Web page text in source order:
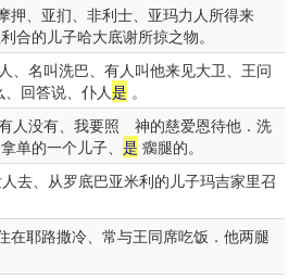
押、亚扪、非利士、亚玛力人所得来
合的儿子哈大底谢所掠之物。
、名叫洗巴、有人叫他来见大卫、王问
、回答说、仆人是 。
人没有、我要照 神的慈爱恩待他．洗
单的一个儿子、 是 瘸腿的。
去、从罗底巴亚米利的儿子玛吉家里召
在耶路撒冷、常与王同席吃饭．他两腿